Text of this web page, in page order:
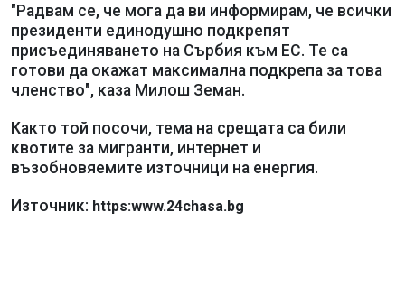
"Радвам се, че мога да ви информирам, че всички
президенти единодушно подкрепят
присъединяването на Сърбия към ЕС. Те са
готови да окажат максимална подкрепа за това
членство", каза Милош Земан.
Както той посочи, тема на срещата са били
квотите за мигранти, интернет и
възобновяемите източници на енергия.
Източник: https:www.24chasa.bg